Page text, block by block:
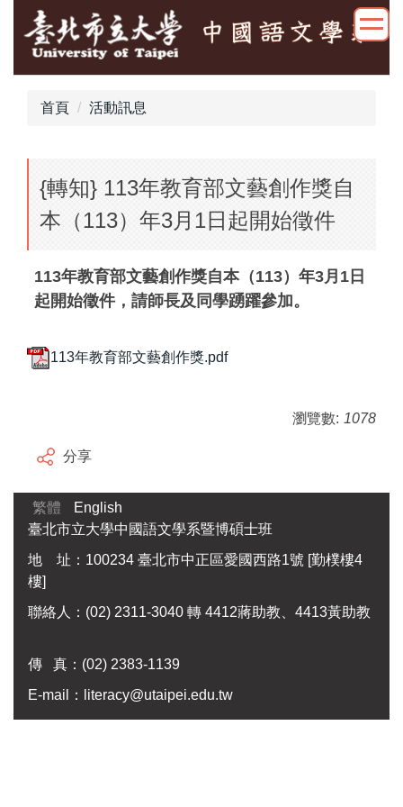
要
首頁 活動訊息
{轉知} 113年教育部文藝創作獎自
本（113）年3月1日起開始徵件
113年教育部文藝創作獎自本（113）年3月1日
起開始徵件，請師長及同學踴躍參加。
113年教育部文藝創作獎.pdf
瀏覽數: 1078
分享
繁體
English
臺北市立大學中國語文學系暨博碩士班
地 址：100234 臺北市中正區愛國西路1號 [勤樸樓4
樓]
聯絡人：(02) 2311-3040 轉 4412蔣助教、4413黃助教
傳 真： (02) 2383-1139
E-mail：
literacy@utaipei.edu.tw